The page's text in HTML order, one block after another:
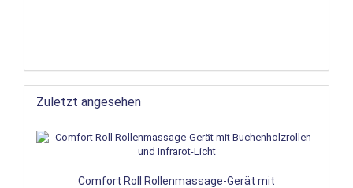
Zuletzt angesehen
Comfort Roll Rollenmassage-Gerät mit